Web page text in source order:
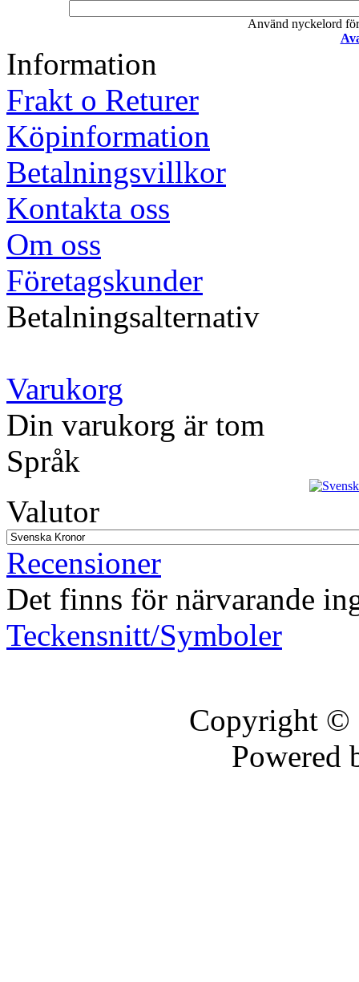
Använd nyckelord
Information
Frakt o Returer
Köpinformation
Betalningsvillkor
Kontakta oss
Om oss
Företagskunder
Betalningsalternativ
Varukorg
Din varukorg är tom
Språk
Valutor
Recensioner
Det finns för närvarande
Teckensnitt/Symboler
Copyright
Powered